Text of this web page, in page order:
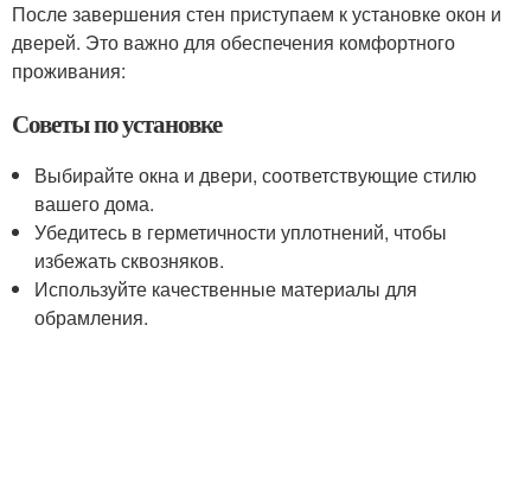
После завершения стен приступаем к установке окон и
дверей. Это важно для обеспечения комфортного
проживания:
Советы по установке
Выбирайте окна и двери, соответствующие стилю
вашего дома.
Убедитесь в герметичности уплотнений, чтобы
избежать сквозняков.
Используйте качественные материалы для
обрамления.